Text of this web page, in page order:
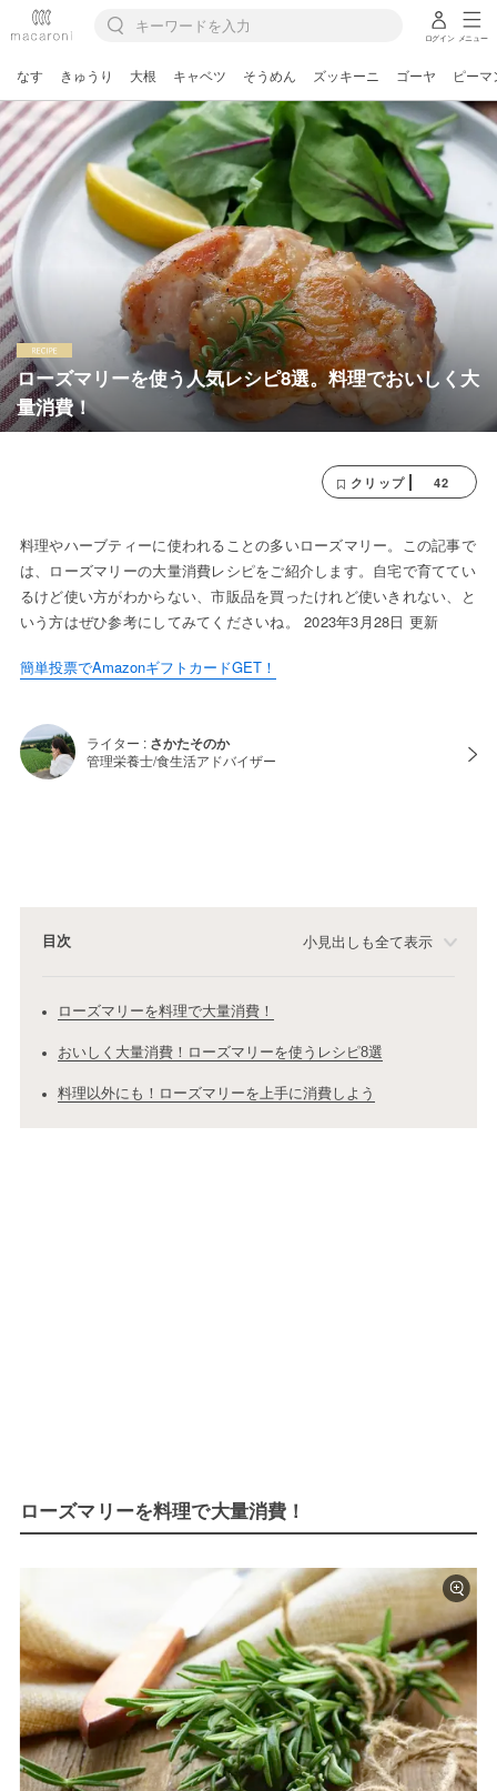
ログイン メニュー
なす きゅうり 大根 キャベツ そうめん ズッキーニ ゴーヤ ピーマ
ローズマリーを使う人気レシピ8選。料理でおいしく大
量消費！
クリップ 42
料理やハーブティーに使われることの多いローズマリー。この記事で
は、ローズマリーの大量消費レシピをご紹介します。自宅で育ててい
るけど使い方がわからない、市販品を買ったけれど使いきれない、と
いう方はぜひ参考にしてみてくださいね。 2023年3月28日 更新
簡単投票でAmazonギフトカードGET！
ライター : さかたそのか
管理栄養士/食生活アドバイザー
目次 小見出しも全て表示
ローズマリーを料理で大量消費！
おいしく大量消費！ローズマリーを使うレシピ8選
料理以外にも！ローズマリーを上手に消費しよう
ローズマリーを料理で大量消費！